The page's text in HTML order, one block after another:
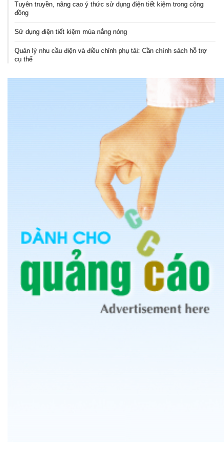
Tuyên truyền, nâng cao ý thức sử dụng điện tiết kiệm trong cộng
đồng
Sử dụng điện tiết kiệm mùa nắng nóng
Quản lý nhu cầu điện và điều chỉnh phụ tải: Cần chính sách hỗ trợ
cụ thể